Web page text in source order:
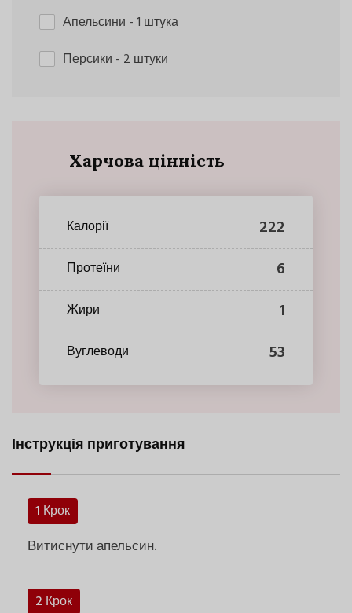
Апельсини - 1 штука
Персики - 2 штуки
Харчова цінність
Калорії 222
Протеїни 6
Жири 1
Вуглеводи 53
Інструкція приготування
1 Крок
Витиснути апельсин.
2 Крок